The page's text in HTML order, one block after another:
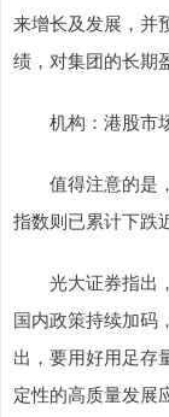
来增长及发展，并
绩，对集团的长期
机构：港股市
值得注意的是，
指数则已累计下跌
光大证券指出，
国内政策持续加码
出，要用好用足存
定性的高质量发展